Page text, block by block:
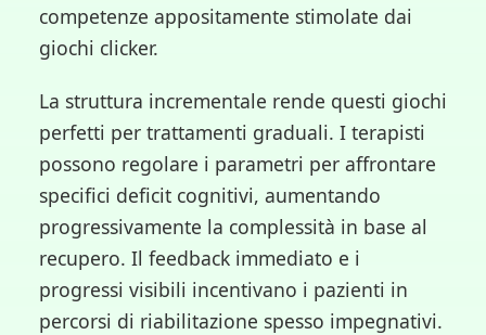
competenze appositamente stimolate dai
giochi clicker.
La struttura incrementale rende questi giochi
perfetti per trattamenti graduali. I terapisti
possono regolare i parametri per affrontare
specifici deficit cognitivi, aumentando
progressivamente la complessità in base al
recupero. Il feedback immediato e i
progressi visibili incentivano i pazienti in
percorsi di riabilitazione spesso impegnativi.